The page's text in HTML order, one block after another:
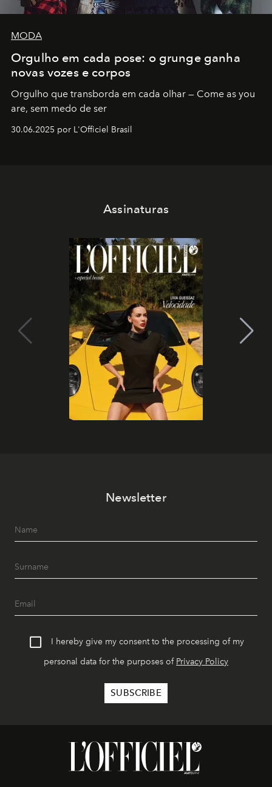
MODA
Orgulho em cada pose: o grunge ganha
novas vozes e corpos
Orgulho que transborda em cada olhar — Come as you
are, sem medo de ser
30.06.2025 por L'Officiel Brasil
Assinaturas
Newsletter
I hereby give my consent to the processing of my
personal data for the purposes of Privacy Policy